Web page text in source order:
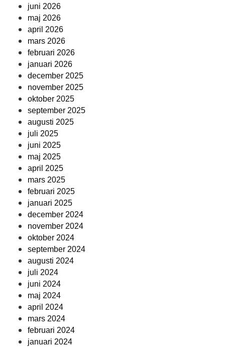
juni 2026
maj 2026
april 2026
mars 2026
februari 2026
januari 2026
december 2025
november 2025
oktober 2025
september 2025
augusti 2025
juli 2025
juni 2025
maj 2025
april 2025
mars 2025
februari 2025
januari 2025
december 2024
november 2024
oktober 2024
september 2024
augusti 2024
juli 2024
juni 2024
maj 2024
april 2024
mars 2024
februari 2024
januari 2024